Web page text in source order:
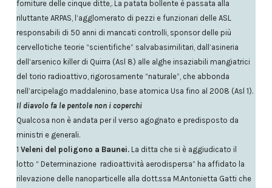
forniture delle cinque ditte,. La patata bollente è passata alla
riluttante ARPAS, l’agglomerato di pezzi e funzionari delle ASL
responsabili di 50 anni di mancati controlli, sponsor delle più
cervellotiche teorie “scientifiche” salvabasimilitari, dall’asineria
dell’arsenico killer di Quirra (Asl 8) alle alghe insaziabili mangiatrici
del torio radioattivo, rigorosamente “naturale”, che abbonda
nell’arcipelago maddalenino, base atomica Usa fino al 2008 (Asl 1).
Il diavolo fa le pentole non i coperchi
Qualcosa non è andata per il verso agognato e predisposto da
ministri e generali.
1 Veleni del poligono a Baunei.La ditta che si è aggiudicato il
lotto “ Determinazione radioattività aerodispersa” ha affidato la
rilevazione delle nanoparticelle alla dott.ssa M.Antonietta Gatti che